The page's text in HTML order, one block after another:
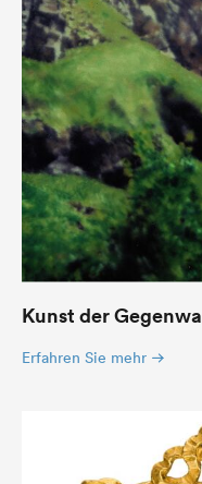
Kunst der
Erfahren Sie mehr